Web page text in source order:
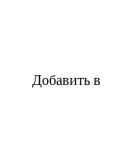
Добавить в